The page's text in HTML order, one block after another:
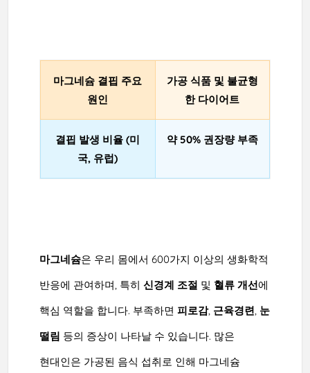
마그네슘 결핍 주요
원인
가공 식품 및 불균형
한 다이어트
결핍 발생 비율 (미
국, 유럽)
약 50% 권장량 부족
마그네슘은 우리 몸에서 600가지 이상의 생화학적
반응에 관여하며, 특히 신경계 조절 및 혈류 개선에
핵심 역할을 합니다. 부족하면 피로감, 근육경련 눈
떨림 등의 증상이 나타날 수 있습니다. 많은
현대인은 가공된 음식 섭취로 인해 마그네슘